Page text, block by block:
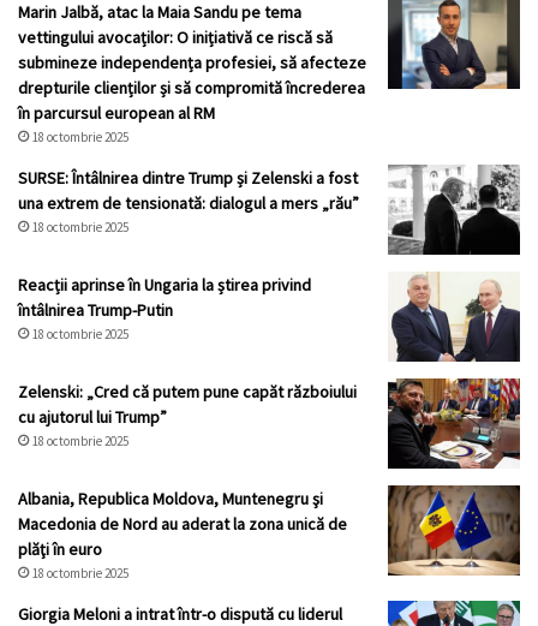
Marin Jalbă, atac la Maia Sandu pe tema
vettingului avocaților: O inițiativă ce riscă să
submineze independența profesiei, să afecteze
drepturile clienților și să compromită încrederea
în parcursul european al RM
18 octombrie 2025
SURSE: Întâlnirea dintre Trump și Zelenski a fost
una extrem de tensionată: dialogul a mers „rău”
18 octombrie 2025
Reacții aprinse în Ungaria la știrea privind
întâlnirea Trump-Putin
18 octombrie 2025
Zelenski: „Cred că putem pune capăt războiului
cu ajutorul lui Trump”
18 octombrie 2025
Albania, Republica Moldova, Muntenegru şi
Macedonia de Nord au aderat la zona unică de
plăţi în euro
18 octombrie 2025
Giorgia Meloni a intrat într-o dispută cu liderul